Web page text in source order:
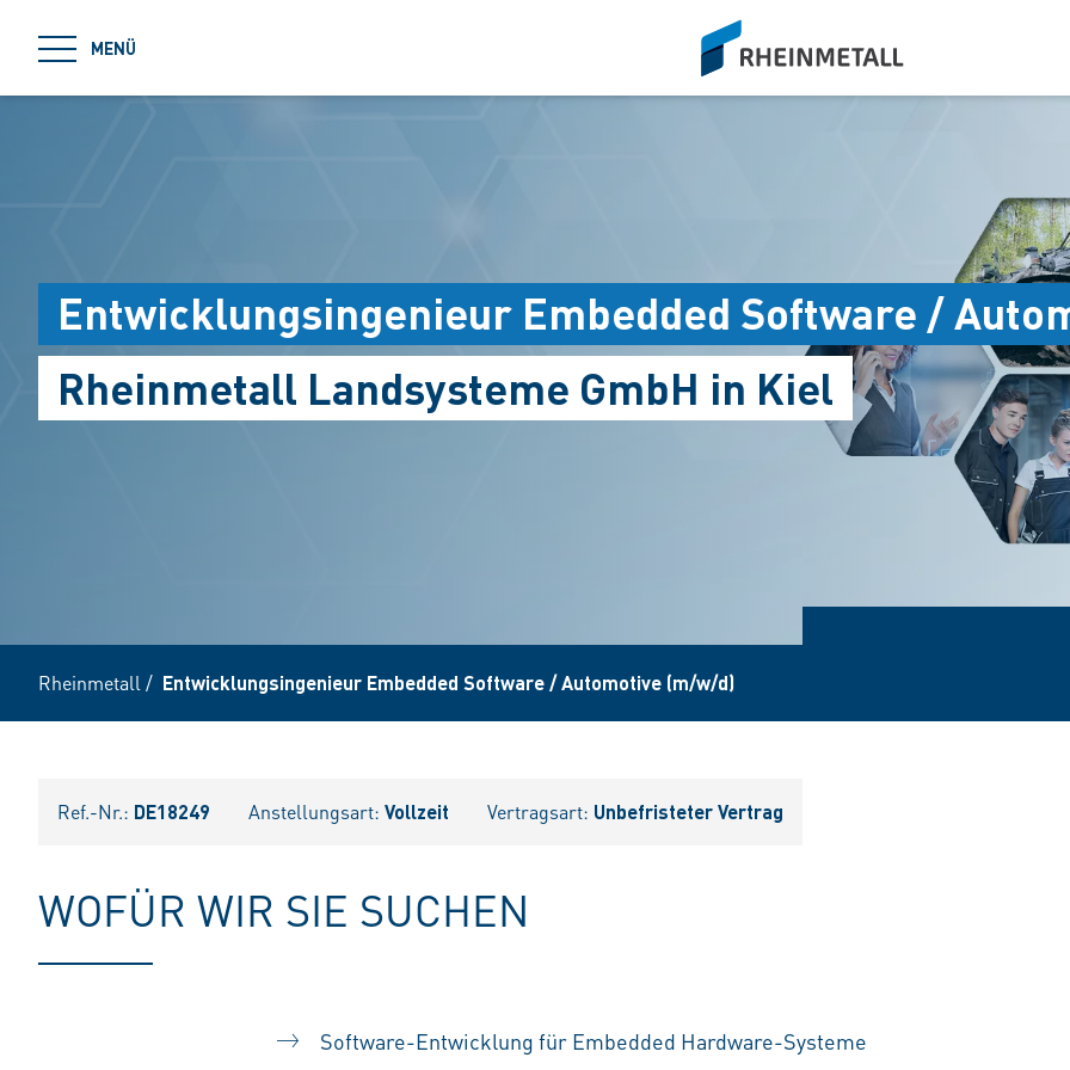
MENÜ
siteLogo
Entwicklungsingenieur Embedded Software /
Rheinmetall Landsysteme GmbH in Kiel
Rheinmetall / Entwicklungsingenieur Embedded Software / Automotive (m/w/d)
Ref.-Nr.: DE18249 Anstellungsart: Vollzeit Vertragsart: Unbefristeter Vertrag
WOFÜR WIR SIE SUCHEN
Software-Entwicklung für Embedded Hardware-Systeme